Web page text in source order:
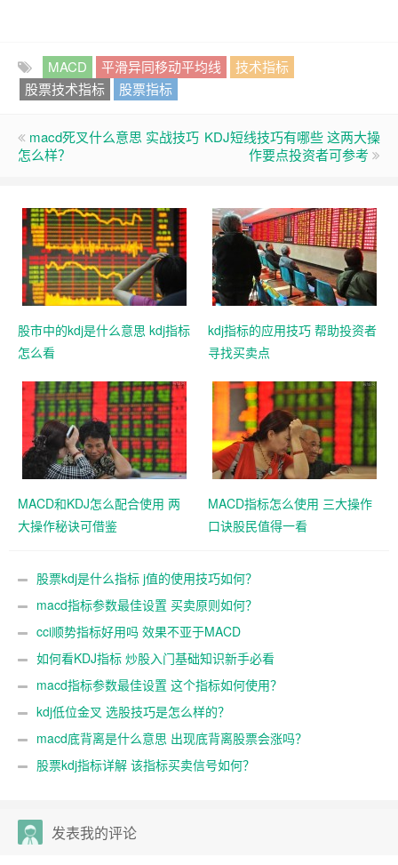
MACD 平滑异同移动平均线
技术指标
股票技术指标
股票指标
macd死叉什么意思 实战技巧
怎么样？
KDJ短线技巧有哪些 这两大操
作要点投资者可参考
股市中的kdj是什么意思 kdj指标
怎么看
kdj指标的应用技巧 帮助投资者
寻找买卖点
MACD和KDJ怎么配合使用 两
大操作秘诀可借鉴
MACD指标怎么使用 三大操作
口诀股民值得一看
股票kdj是什么指标 j值的使用技巧如何？
macd指标参数最佳设置 买卖原则如何？
cci顺势指标好用吗 效果不亚于MACD
如何看KDJ指标 炒股入门基础知识新手必看
macd指标参数最佳设置 这个指标如何使用？
kdj低位金叉 选股技巧是怎么样的？
macd底背离是什么意思 出现底背离股票会涨吗？
股票kdj指标详解 该指标买卖信号如何？
发表我的评论